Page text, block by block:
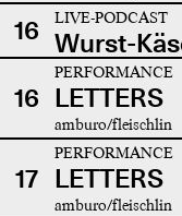
16 LIVE-PODCAST
Wurst-
16
PERFORMANCE
LETTERS
amburo/fleischlin
17
PERFORMANCE
LETTERS
amburo/fleischlin